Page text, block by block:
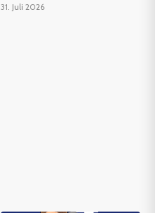
31. Juli 2026